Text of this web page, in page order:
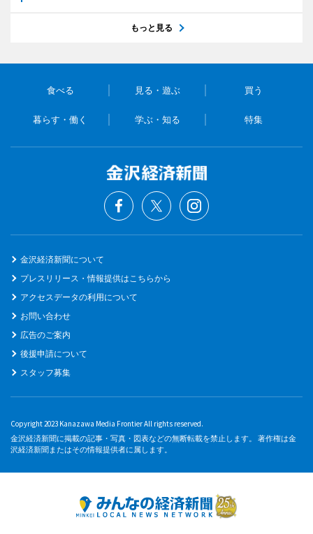
もっと見る
食べる 見る・遊ぶ 買う
暮らす・働く 学ぶ・知る 特集
金沢経済新聞について
プレスリリース・情報提供はこちらから
アクセスデータの利用について
お問い合わせ
広告のご案内
後援申請について
スタッフ募集
Copyright 2023 Kanazawa Media Frontier All rights reserved.
金沢経済新聞に掲載の記事・写真・図表などの無断転載を禁止します。 著作権は金
沢経済新聞またはその情報提供者に属します。